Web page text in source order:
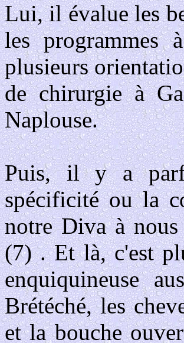
Lui, il évalue les
les programmes
plusieurs
de chirurgie à
Naplouse.
Puis, il y a
spécificité ou la
notre Diva à
(7) . Et là, c'est
enquiquineuse
Brétéché, les
et la bouche